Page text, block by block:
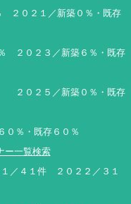
２０２１／新築０％・既存
０２３／新築６％・既存
２５／新築０％・既存
０％・既存６０％
ー一覧検索
／４１件 ２０２２／３１